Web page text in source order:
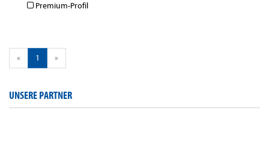
Premium-Profil
« 1 »
UNSERE PARTNER